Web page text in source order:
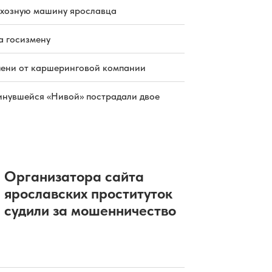
машину ярославца
госизмену
от каршеринговой компании
«Нивой» пострадали двое
Организатора сайта
ярославских проституток
судили за мошенничество